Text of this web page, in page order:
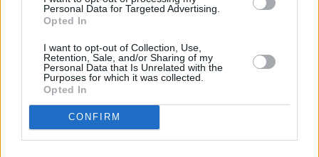
Personal Data for Targeted Advertising.
Opted In
I want to opt-out of Collection, Use,
Retention, Sale, and/or Sharing of my
Personal Data that Is Unrelated with the
Purposes for which it was collected.
Opted In
CONFIRM
Fallece un bebé de 20 meses por un
¿EN QUÉ MOMENTO DEJAMOS DE SER